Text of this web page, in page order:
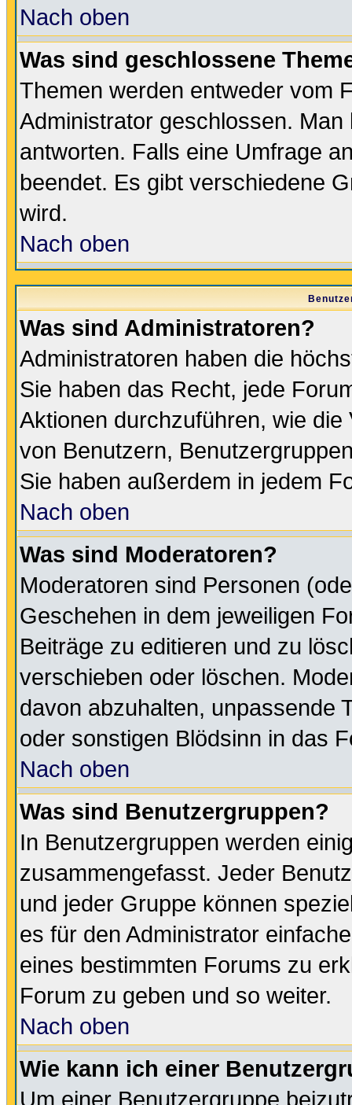
Nach oben
Was sind geschlossene
Themen werden entweder vom
Administrator geschlossen.
antworten. Falls eine Umfrage
beendet. Es gibt verschiedene
wird.
Nach oben
Was sind Administratoren?
Administratoren haben die
Sie haben das Recht, jede
Aktionen durchzuführen, wie
von Benutzern,
Sie haben außerdem in jedem
Nach oben
Was sind Moderatoren?
Moderatoren sind Personen
Geschehen in dem jeweiligen
Beiträge zu editieren und zu
verschieben oder löschen.
davon abzuhalten, unpassende
oder sonstigen Blödsinn in das
Nach oben
Was sind Benutzergruppen?
In Benutzergruppen werden
zusammengefasst. Jeder
und jeder Gruppe können
es für den Administrator
eines bestimmten Forums zu
Forum zu geben und so weiter.
Nach oben
Wie kann ich einer
Um einer Benutzergruppe